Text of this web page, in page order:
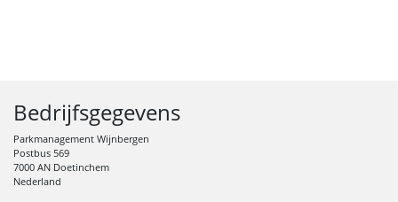
Bedrijfsgegevens
Parkmanagement Wijnbergen
Postbus 569
7000 AN Doetinchem
Nederland